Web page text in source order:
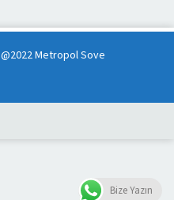
@2022 Metropol Sove
Bize Yazın